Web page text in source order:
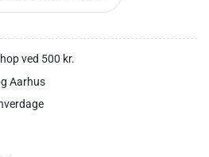
ved 500 kr.
Aarhus